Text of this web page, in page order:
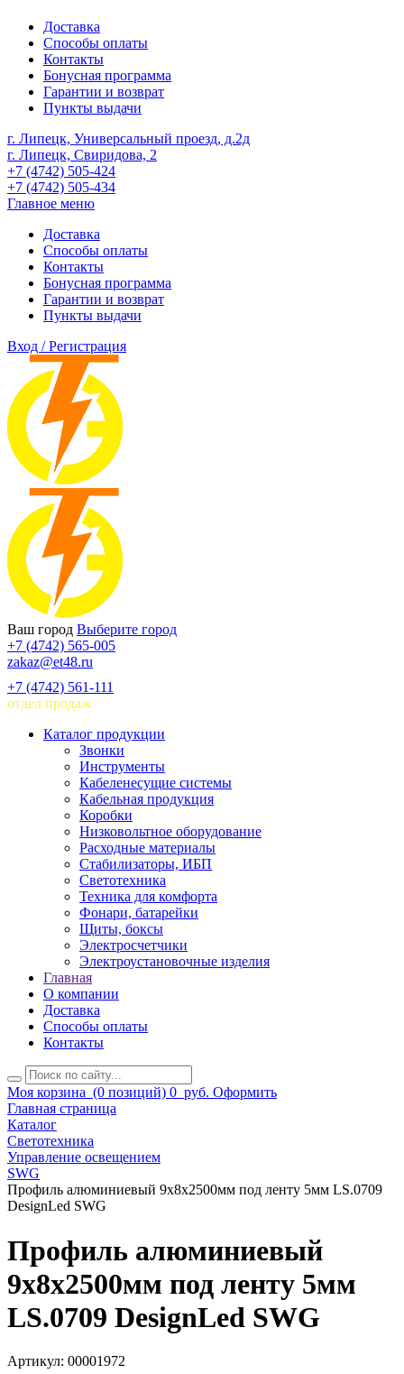
Доставка
Способы оплаты
Контакты
Бонусная программа
Гарантии и возврат
Пункты выдачи
г. Липецк, Универсальный проезд, д.2д
г. Липецк, Свиридова, 2
+7 (4742) 505-424
+7 (4742) 505-434
Главное меню
Доставка
Способы оплаты
Контакты
Бонусная программа
Гарантии и возврат
Пункты выдачи
Вход / Регистрация
Ваш город Выберите город
+7 (4742) 565-005
zakaz@et48.ru
+7 (4742) 561-111
отдел продаж
Каталог продукции
Звонки
Инструменты
Кабеленесущие системы
Кабельная продукция
Коробки
Низковольтное оборудование
Расходные материалы
Стабилизаторы, ИБП
Светотехника
Техника для комфорта
Фонари, батарейки
Щиты, боксы
Электросчетчики
Электроустановочные изделия
Главная
О компании
Доставка
Способы оплаты
Контакты
Моя корзина (0 позиций) 0 руб. Оформить
Главная страница
Каталог
Светотехника
Управление освещением
SWG
Профиль алюминиевый 9х8х2500мм под ленту 5мм LS.0709
DesignLed SWG
Профиль алюминиевый
9х8х2500мм под ленту 5мм
LS.0709 DesignLed SWG
Артикул: 00001972